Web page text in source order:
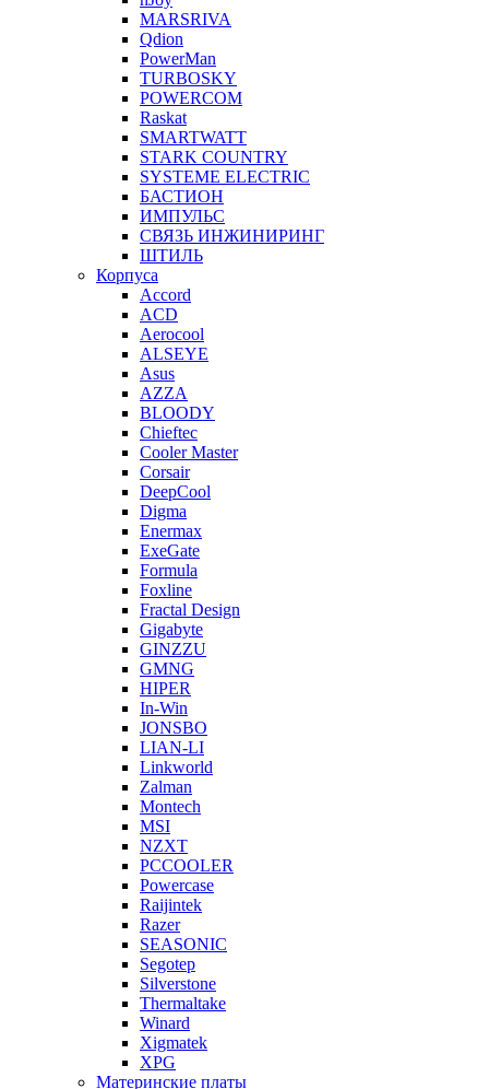
MARSRIVA
Qdion
PowerMan
TURBOSKY
POWERCOM
Raskat
SMARTWATT
STARK COUNTRY
SYSTEME ELECTRIC
БАСТИОН
ИМПУЛЬС
СВЯЗЬ ИНЖИНИРИНГ
ШТИЛЬ
Корпуса
Accord
ACD
Aerocool
ALSEYE
Asus
AZZA
BLOODY
Chieftec
Cooler Master
Corsair
DeepCool
Digma
Enermax
ExeGate
Formula
Foxline
Fractal Design
Gigabyte
GINZZU
GMNG
HIPER
In-Win
JONSBO
LIAN-LI
Linkworld
Zalman
Montech
MSI
NZXT
PCCOOLER
Powercase
Raijintek
Razer
SEASONIC
Segotep
Silverstone
Thermaltake
Winard
Xigmatek
XPG
Материнские платы